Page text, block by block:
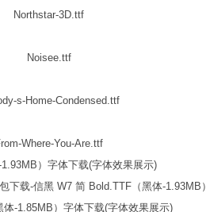
Northstar-3D.ttf
Noisee.ttf
s-Home-Condensed.ttf
Where-You-Are.ttf
下载-信黑 W7 简 Bold.TTF（黑体-1.93MB